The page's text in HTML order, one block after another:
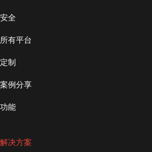
安全
所有平台
定制
案例分享
功能
解决方案